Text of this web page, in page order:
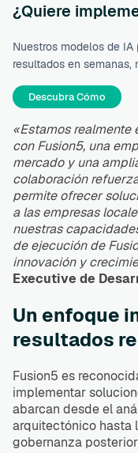
¿Quiere
Nuestros modelos de
resultados en semanas,
Descubra Cómo
«Estamos realmente
con Fusion5, una
mercado y una
colaboración
permite ofrecer
a las empresas
nuestras
de ejecución de
innovación y
Executive de
Un enfoque
resultados
Fusion5 es
implementar
abarcan desde el
arquitectónico hasta
gobernanza